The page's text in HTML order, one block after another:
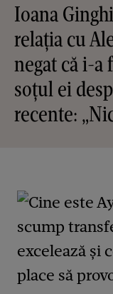
Ioana
relația cu
negat că i-a
soțul ei
recente: